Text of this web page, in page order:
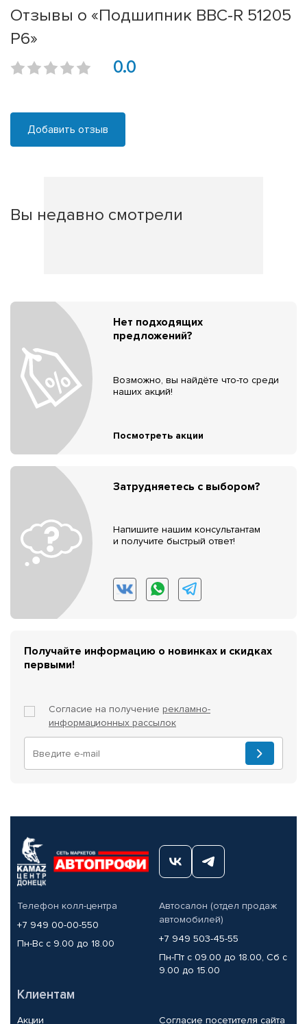
Отзывы о «Подшипник BBC-R 51205
P6»
0.0
Добавить отзыв
Вы недавно смотрели
Нет подходящих
предложений?
Возможно, вы найдёте что-то среди
наших акций!
Посмотреть акции
Затрудняетесь с выбором?
Напишите нашим консультантам
и получите быстрый ответ!
Получайте информацию о новинках и скидках
первыми!
Согласие на получение рекламно-
информационных рассылок
Телефон колл-центра
+7 949 00-00-550
Пн-Вс с 9.00 до 18.00
Автосалон (отдел продаж
автомобилей)
+7 949 503-45-55
Пн-Пт с 09.00 до 18.00, Сб с
9.00 до 15.00
Клиентам
Акции Согласие посетителя сайта